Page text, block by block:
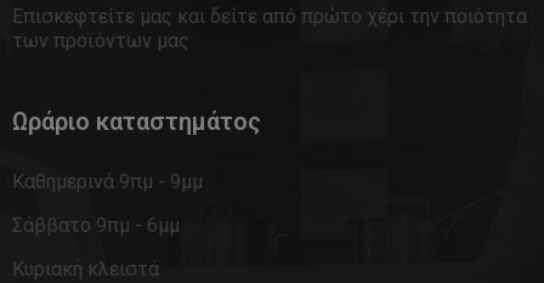
Επισκεφτείτε μας και δείτε από πρώτο χέρι την ποιότητα
των προϊόντων μας
Ωράριο καταστημάτος
Καθημερινά 9πμ - 9μμ
Σάββατο 9πμ - 6μμ
Κυριακή κλειστά